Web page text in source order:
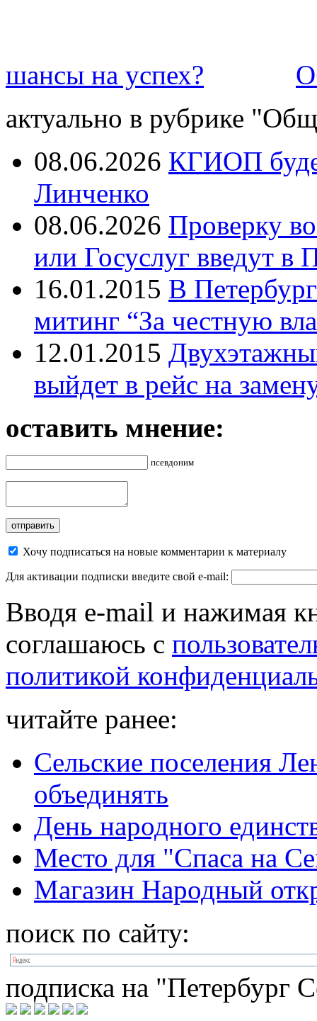
шансы на успех?
актуально в рубрике
08.06.2026 КГИОП
Линченко
08.06.2026 Проверку
или Госуслуг введут в
16.01.2015 В
митинг “За честную
12.01.2015
выйдет в рейс на
оставить мнение:
псевдоним
Хочу подписаться на новые комментарии к материалу
Для активации подписки введите свой e-mail:
Вводя e-mail и нажимая
соглашаюсь с
политикой
читайте ранее:
Сельские поселения
объединять
День народного
Место для "Спаса на
Магазин Народный
поиск по сайту:
подписка на "Петербург